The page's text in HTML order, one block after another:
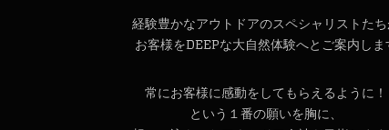
経験豊かなアウトドアのスペシャリストた
お客様をDEEPな大自然体験へとご案内しま
常にお客様に感動をしてもらえるように！
という１番の願いを胸に、